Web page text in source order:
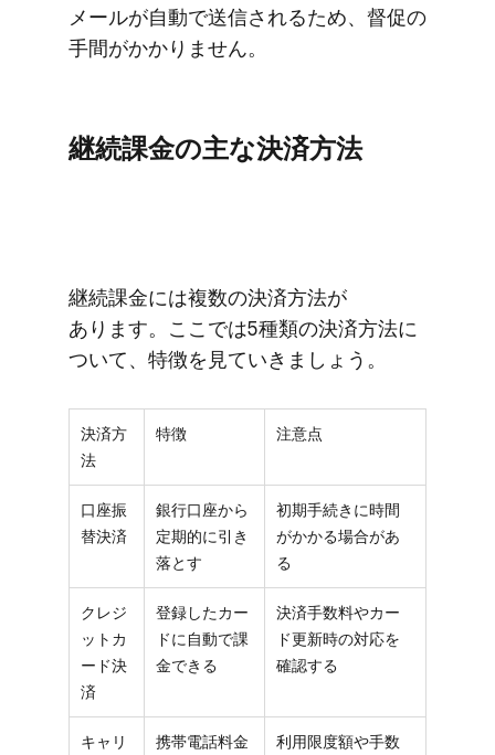
メールが​自動で​送信される​ため、​督促の​
手間が​かかりません。
継続課金の​主な​決済方​法
継続課金には​複数の​決済方​法が​
あります。​ここでは​5種類の​決済方​法に​
ついて、​特徴を​見ていきましょう。
決済方
法
特徴 注意点
口座振
替決済
銀行口座から
定期的に引き
落とす
初期手続きに時間
がかかる場合があ
る
クレジ
ットカ
ード決
済
登録したカー
ドに自動で課
金できる
決済手数料やカー
ド更新時の対応を
確認する
キャリ
携帯電話料金
利用限度額や手数